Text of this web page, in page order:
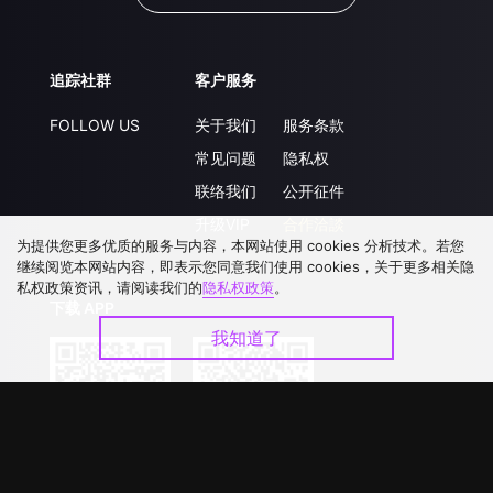
追踪社群
FOLLOW US
客户服务
关于我们
常见问题
联络我们
服务条款
隐私权
公开征件
为提供您更多优质的服务与内容，本网站使用 cookies 分析技术。若您
继续阅览本网站内容，即表示您同意我们使用 cookies，关于更多相关隐
私权政策资讯，请阅读我们的隐私权政策。
我知道了